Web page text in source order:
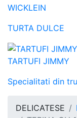
WICKLEIN
TURTA DULCE
TARTUFI JIMMY
Specialitati din
DELICATESE